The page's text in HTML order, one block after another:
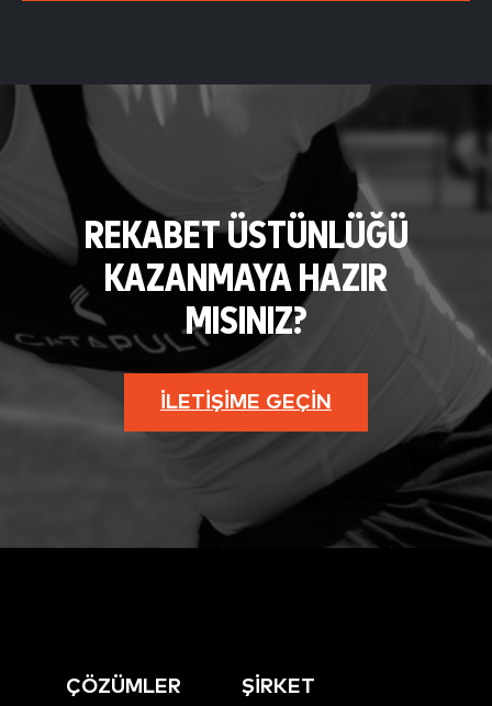
REKABET ÜSTÜNLÜĞÜ
KAZANMAYA HAZIR
MISINIZ?
İLETIŞIME GEÇIN
ÇÖZÜMLER ŞİRKET